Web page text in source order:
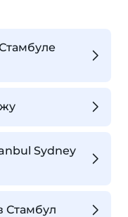
Sydney
Стамбул